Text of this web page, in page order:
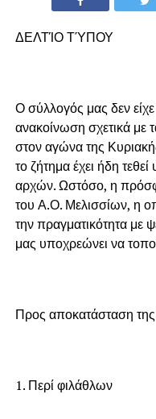
ΔΕΛΤΊΟ ΤΎΠΟΥ
Ο σύλλογός μας δεν
ανακοίνωση σχετικά με
στον αγώνα της
το ζήτημα έχει ήδη
αρχών. Ωστόσο, η
του Α.Ο. Μελισσίων, η
την πραγματικότητα με
μας υποχρεώνει να
Προς αποκατάσταση της
1. Περί φιλάθλων